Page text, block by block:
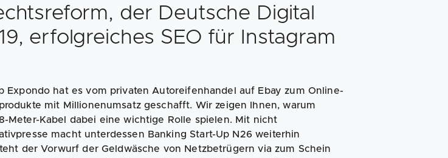
der Deutsche Digital
erfolgreiches SEO für Instagram
Expondo hat es vom privaten Autoreifenhandel auf Ebay zum Online-
mit Millionenumsatz geschafft. Wir zeigen Ihnen, warum
Meter-Kabel dabei eine wichtige Rolle spielen. Mit nicht
macht unterdessen Banking Start-Up N26 weiterhin
der Vorwurf der Geldwäsche von Netzbetrügern via zum Schein